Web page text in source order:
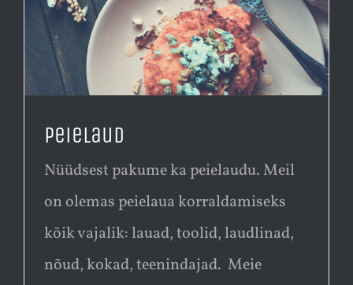
Peielaud
Nüüdsest pakume ka peielaudu. Meil
on olemas peielaua korraldamiseks
kõik vajalik: lauad, toolid, laudlinad,
nõud, kokad, teenindajad. Meie